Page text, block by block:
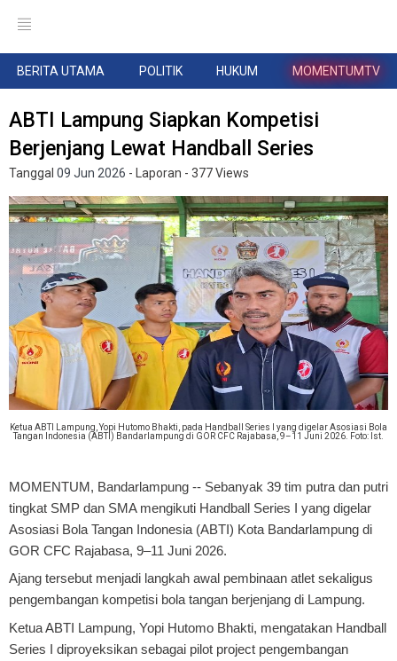
BERITA UTAMA POLITIK HUKUM MOMENTUMTV
ABTI Lampung Siapkan Kompetisi
Berjenjang Lewat Handball Series
Tanggal 09 Jun 2026 - Laporan - 377 Views
Ketua ABTI Lampung, Yopi Hutomo Bhakti, pada Handball Series I yang digelar Asosiasi Bola
Tangan Indonesia (ABTI) Bandarlampung di GOR CFC Rajabasa, 9–11 Juni 2026. Foto: Ist.
MOMENTUM, Bandarlampung -- Sebanyak 39 tim putra dan putri
tingkat SMP dan SMA mengikuti Handball Series I yang digelar
Asosiasi Bola Tangan Indonesia (ABTI) Kota Bandarlampung di
GOR CFC Rajabasa, 9–11 Juni 2026.
Ajang tersebut menjadi langkah awal pembinaan atlet sekaligus
pengembangan kompetisi bola tangan berjenjang di Lampung.
Ketua ABTI Lampung, Yopi Hutomo Bhakti, mengatakan Handball
Series I diproyeksikan sebagai pilot project pengembangan